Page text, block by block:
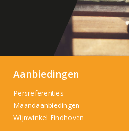
Aanbiedingen
Persreferenties
Maandaanbiedingen
Wijnwinkel Eindhoven